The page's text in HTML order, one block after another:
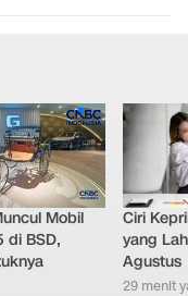
Mobil
di BSD,
Ciri
yang
Agustus
29 menit